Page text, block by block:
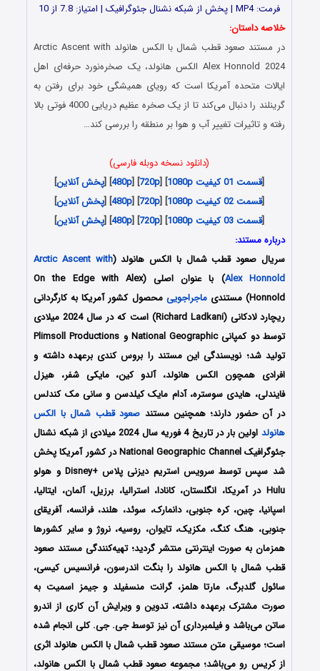
فرمت: MP4 | پخش از شبکه نشنال جئوگرافیک | امتیاز: 7.8 از 10
خلاصه داستان:
در مستند صعود قطب شمال با الکس هانولد Arctic Ascent with
Alex Honnold 2024 الکس هانولد، یک صخره‌نورد حرفه‌ای اهل
ایالات متحده آمریکا است که رویای همیشگی خود برای رفتن به
گرینلند را دنبال می‌کند تا از یک صخره عظیم دریایی 4000 فوتی بالا
رفته و تاثیرات تغییر آب و هوا بر منطقه را بررسی کند…
(دانلود نسخه دوبله فارسی)
[قسمت 01 کیفیت 1080p ] [
720p
] [
480p
] [پخش آنلاین]
[قسمت 02 کیفیت 1080p ] [
720p
] [
480p
] [پخش آنلاین]
[قسمت 03 کیفیت 1080p ] [
720p
] [
480p
] [پخش آنلاین]
درباره مستند:
سریال صعود قطب شمال با الکس هانولد (Arctic Ascent with
Alex Honnold
) با عنوان اصلی (On the Edge with Alex
Honnold) مستندی
ماجراجویی محصول کشور آمریکا به کارگردانی
ریچارد لادکانی (Richard Ladkani) است که در سال 2024 میلادی
توسط دو کمپانی National Geographic و Plimsoll Productions
تولید شد؛ نویسندگی این مستند را بروس کندی برعهده داشته و
افرادی همچون الکس هانولد، آلدو کین، مایکی شفر، هیزل
فایندلی، هایدی سوستره، آدام مایک کیلدسن و سانی مک کندلس
در آن حضور دارند؛ همچنین مستند صعود قطب شمال با الکس
هانولد
اولین بار در تاریخ 4 فوریه سال 2024 میلادی از شبکه نشنال
جئوگرافیک National Geographic Channel در کشور آمریکا پخش
شد سپس توسط سرویس استریم دیزنی پلاس +Disney و هولو
Hulu در آمریکا، انگلستان، کانادا، استرالیا، برزیل، آلمان، ایتالیا،
اسپانیا، چین، کره جنوبی، دانمارک، سوئد، هلند، فرانسه، آفریقای
جنوبی، هنگ کنگ، مکزیک، تایوان، روسیه، نروژ و سایر کشورها
همزمان به صورت اینترنتی منتشر گردید؛ تهیه‌کنندگی مستند صعود
قطب شمال با الکس هانولد را بنگت اندرسون، فرانسیس کیسی،
سائول گلدبرگ، مارتا هلمز، گرانت منسفیلد و جیمز اسمیت به
صورت مشترک برعهده داشته، تدوین و ویرایش آن کاری از اندرو
ساتن می‌باشد و فیلمبرداری آن نیز توسط جی. جی. کلی انجام شده
است؛ موسیقی متن مستند صعود قطب شمال با الکس هانولد اثری
از کریس رو می‌باشد؛ مجموعه صعود قطب شمال با الکس هانولد،